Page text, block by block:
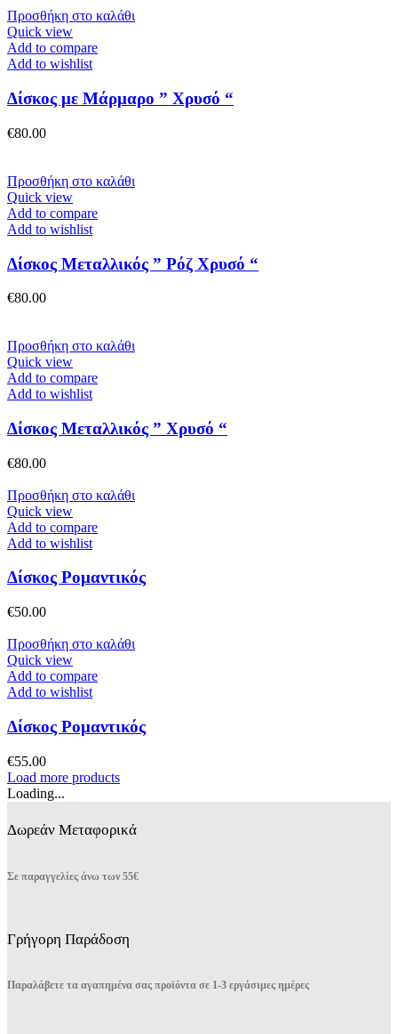
Προσθήκη στο καλάθι
Quick view
Add to compare
Add to wishlist
Δίσκος με Μάρμαρο ” Χρυσό “
€80.00
Προσθήκη στο καλάθι
Quick view
Add to compare
Add to wishlist
Δίσκος Μεταλλικός ” Ρόζ Χρυσό “
€80.00
Προσθήκη στο καλάθι
Quick view
Add to compare
Add to wishlist
Δίσκος Μεταλλικός ” Χρυσό “
€80.00
Προσθήκη στο καλάθι
Quick view
Add to compare
Add to wishlist
Δίσκος Ρομαντικός
€50.00
Προσθήκη στο καλάθι
Quick view
Add to compare
Add to wishlist
Δίσκος Ρομαντικός
€55.00
Load more products
Loading...
Δωρεάν Μεταφορικά
Σε παραγγελίες άνω των 55€
Γρήγορη Παράδοση
Παραλάβετε τα αγαπημένα σας προϊόντα σε 1-3 εργάσιμες ημέρες